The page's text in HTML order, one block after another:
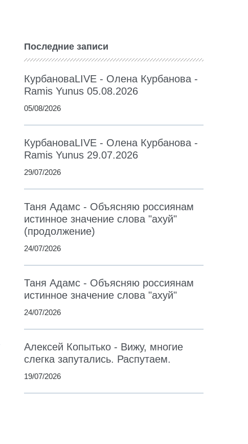
Последние записи
КурбановаLIVE - Олена Курбанова -
Ramis Yunus 05.08.2026
05/08/2026
КурбановаLIVE - Олена Курбанова -
Ramis Yunus 29.07.2026
29/07/2026
Таня Адамс - Объясняю россиянам
истинное значение слова "ахуй"
(продолжение)
24/07/2026
Таня Адамс - Объясняю россиянам
истинное значение слова "ахуй"
24/07/2026
Алексей Копытько - Вижу, многие
слегка запутались. Распутаем.
19/07/2026